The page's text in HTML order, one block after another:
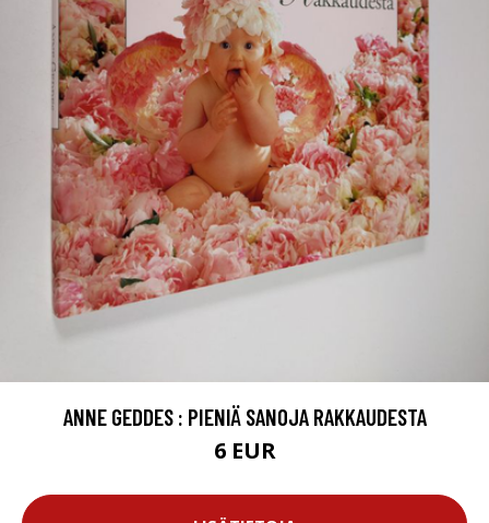
ANNE GEDDES : PIENIÄ SANOJA RAKKAUDESTA
6 EUR